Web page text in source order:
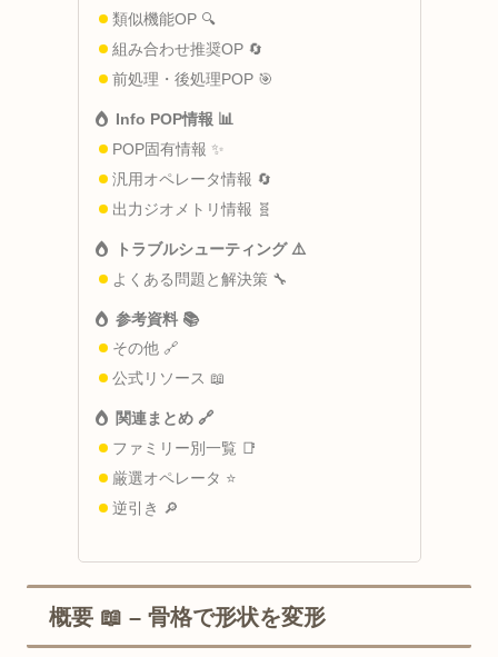
類似機能OP 🔍
組み合わせ推奨OP 🔄
前処理・後処理POP 🎯
Info POP情報 📊
POP固有情報 ✨
汎用オペレータ情報 🔄
出力ジオメトリ情報 🧬
トラブルシューティング ⚠️
よくある問題と解決策 🔧
参考資料 📚
その他 🔗
公式リソース 📖
関連まとめ 🔗
ファミリー別一覧 📑
厳選オペレータ ⭐
逆引き 🔎
概要 📖 – 骨格で形状を変形